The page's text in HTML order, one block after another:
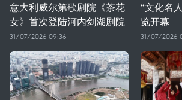
意大利威尔第歌剧院《茶花
女》首次登陆河内剑湖剧院
31/07/2026 09:36
“文化名
览开幕
31/07/2026